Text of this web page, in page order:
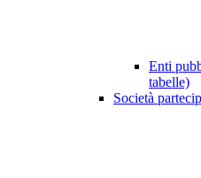
Enti
tabelle)
Società